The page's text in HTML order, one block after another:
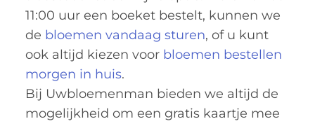
11:00 uur een boeket bestelt, kunnen we
de bloemen vandaag sturen, of u kunt
ook altijd kiezen voor bloemen bestellen
morgen in huis.
Bij Uwbloemenman bieden we altijd de
mogelijkheid om een gratis kaartje mee